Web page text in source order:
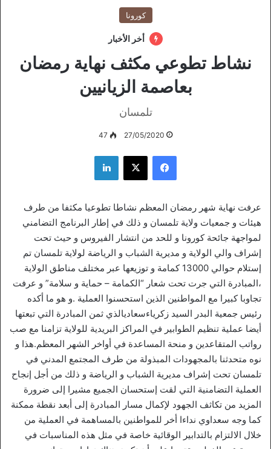
كورونا
أخر الأخبار
نشاط تطوعي مكثف نهاية رمضان
بعاصمة الزيانيين
تلمسان
27/05/2020
47
فيسبوك ‫X لينكدإن
عرفت نهاية شهر رمضان المعظم نشاطا تطوعيا مكثفا من طرف
هيئات و جمعيات ولاية تلمسان و ذلك في إطار البرنامج التضامني
لمواجهة جائحة كورونا و للحد من انتشار الفيروس و حيث تحت
إشراف والي الولاية و مديرية الشباب و الرياضة لولاية تلمسان تم
إستلام حوالي 13000 كمامة و توزيعها عبر مختلف مناطق الولاية
،المبادرة التي جرت تحت شعار “الكمامة – حماية و سلامة” و عرفت
تجاوبا كبيرا مع المواطنين الذين استحسنوا العملية .و هو ما أكده
رئيس جمعية البدر السيد زكرياءسعاديالذي ثمن المبادرة التي تبعتها
أيضا عملية تنظيم الطوابير في المراكز البريدية للولاية تزامنا مع صب
رواتب المتقاعدين و منحة المساعدة في أواخر الشهر المعظم.هذا و
نوه متحدثنا بالمجهودات المبذولة من طرف المجتمع المدني في
تلمسان تحت إشراف مديرية الشباب و الرياضة و ذلك من أجل إنجاح
العملية التضامنية التي لقت إستحسان الجميع مشيرا إلى ضرورة
المزيد من تكاثف الجهود لإكمال مسار المبادرة إلى أبعد نقطة ممكنة
كما وجه سعداوي نداءا أخر للمواطنين بالمساهمة في العملية من
خلال الالتزام بالتدابير الوقائية خاصة في مثل هذه المناسبات في